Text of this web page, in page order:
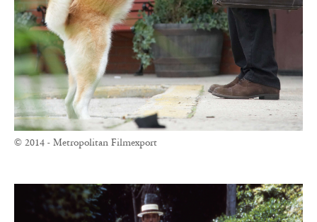
© 2014 - Metropolitan Filmexport